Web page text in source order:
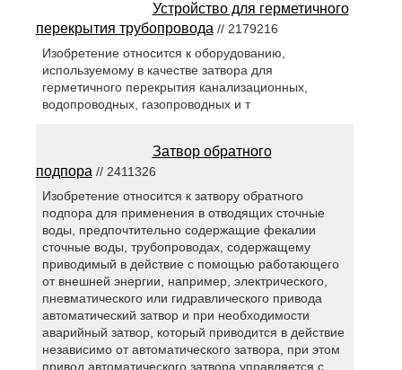
Устройство для герметичного
перекрытия трубопровода // 2179216
Изобретение относится к оборудованию,
используемому в качестве затвора для
герметичного перекрытия канализационных,
водопроводных, газопроводных и т
Затвор обратного
подпора// 2411326
Изобретение относится к затвору обратного
подпора для применения в отводящих сточные
воды, предпочтительно содержащие фекалии
сточные воды, трубопроводах, содержащему
приводимый в действие с помощью работающего
от внешней энергии, например, электрического,
пневматического или гидравлического привода
автоматический затвор и при необходимости
аварийный затвор, который приводится в действие
независимо от автоматического затвора, при этом
привод автоматического затвора управляется с